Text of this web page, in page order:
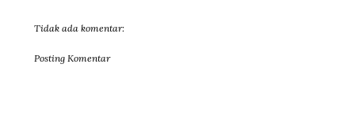
Tidak ada komentar:
Posting Komentar